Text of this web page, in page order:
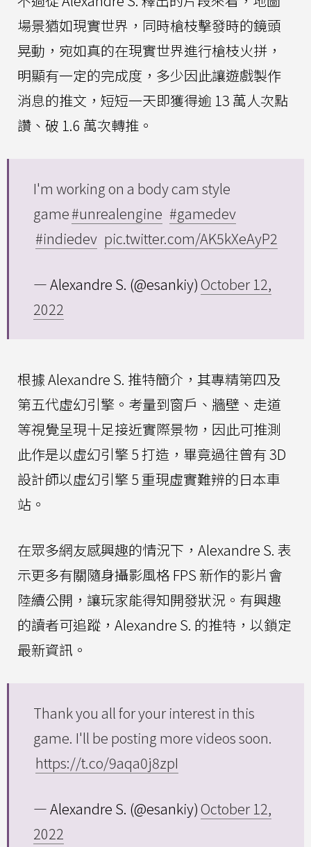
場景猶如現實世界，同時槍枝擊發時的鏡頭
晃動，宛如真的在現實世界進行槍枝火拼，
明顯有一定的完成度，多少因此讓遊戲製作
消息的推文，短短一天即獲得逾 13 萬人次點
讚、破 1.6 萬次轉推。
I'm working on a body cam style
game#unrealengine #gamedev
#indiedev pic.twitter.com/AK5kXeAyP2
— Alexandre S. (@esankiy)October 12,
2022
根據 Alexandre S. 推特簡介，其專精第四及
第五代虛幻引擎。考量到窗戶、牆壁、走道
等視覺呈現十足接近實際景物，因此可推測
此作是以虛幻引擎 5 打造，畢竟過往曾有 3D
設計師以虛幻引擎 5 重現虛實難辨的日本車
站。
在眾多網友感興趣的情況下，Alexandre S. 表
示更多有關隨身攝影風格 FPS 新作的影片會
陸續公開，讓玩家能得知開發狀況。有興趣
的讀者可追蹤，Alexandre S. 的推特，以鎖定
最新資訊。
Thank you all for your interest in this
game. I'll be posting more videos soon.
https://t.co/9aqa0j8zpI
— Alexandre S. (@esankiy)October 12,
2022